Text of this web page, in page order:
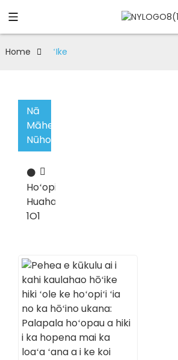
Home ʻIke
Nā
Māhele
Nūhou
⚫
Hoʻopilikino
Huahana
1O1